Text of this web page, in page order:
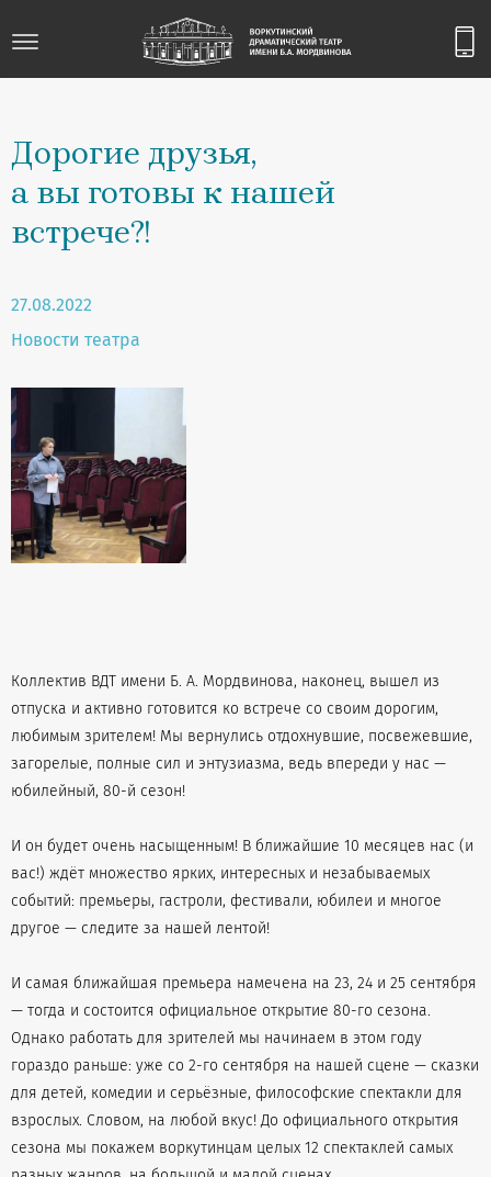
Дорогие друзья,
а вы готовы к нашей
встрече?!
27.08.2022
Новости театра
Коллектив ВДТ имени Б. А. Мордвинова, наконец, вышел из
отпуска и активно готовится ко встрече со своим дорогим,
любимым зрителем! Мы вернулись отдохнувшие, посвежевшие,
загорелые, полные сил и энтузиазма, ведь впереди у нас —
юбилейный, 80-й сезон!
И он будет очень насыщенным! В ближайшие 10 месяцев нас (и
вас!) ждёт множество ярких, интересных и незабываемых
событий: премьеры, гастроли, фестивали, юбилеи и многое
другое — следите за нашей лентой!
И самая ближайшая премьера намечена на 23, 24 и 25 сентября
— тогда и состоится официальное открытие 80-го сезона.
Однако работать для зрителей мы начинаем в этом году
гораздо раньше: уже со 2-го сентября на нашей сцене — сказки
для детей, комедии и серьёзные, философские спектакли для
взрослых. Словом, на любой вкус! До официального открытия
сезона мы покажем воркутинцам целых 12 спектаклей самых